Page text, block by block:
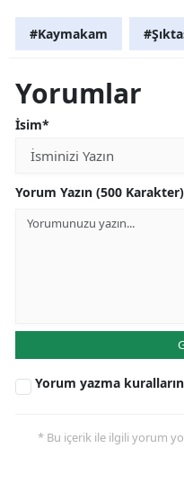
#Kaymakam
Yorumlar
İsim*
Yorum Yazın (500 Karakter)
Yorum yazma
* Bu içerik ile ilgili yorum